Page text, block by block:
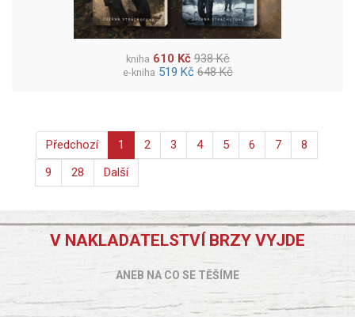
kniha 610 Kč 938 Kč
e-kniha 519 Kč 648 Kč
Předchozí 1 2 3 4 5 6 7
8
9
28 Další
V NAKLADATELSTVÍ BRZY VYJDE
ANEB NA CO SE TĚŠÍME